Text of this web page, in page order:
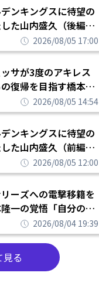
ンキングスに待望の
た山内盛久（後編）
ナーンチュとしてみ
思えるチームにして
2026/08/05 17:00
サが3度のアキレス
復帰を目指す橋本拓
締結「もう一度コート
2026/08/05 14:54
ンキングスに待望の
た山内盛久（前編）
が積み上げてきたもの
繋いでいくのがやり
2026/08/05 12:00
ーズへの電撃移籍を
一の覚悟「自分のエ
っぽけなことのため
たわけではない」
2026/08/04 19:39
見る